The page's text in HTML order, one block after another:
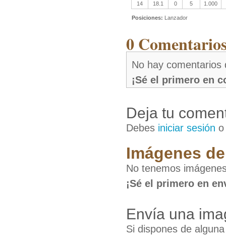
14
18.1 0 5 1.000
Posiciones: Lanzador
0
No hay comentarios
¡Sé el primero en
Deja tu
Debes iniciar sesión
Imágenes
No tenemos
¡Sé el primero en
Envía una
Si dispones de